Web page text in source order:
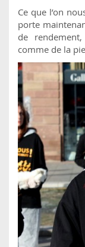
Ce que l’on
porte
de
comme de la